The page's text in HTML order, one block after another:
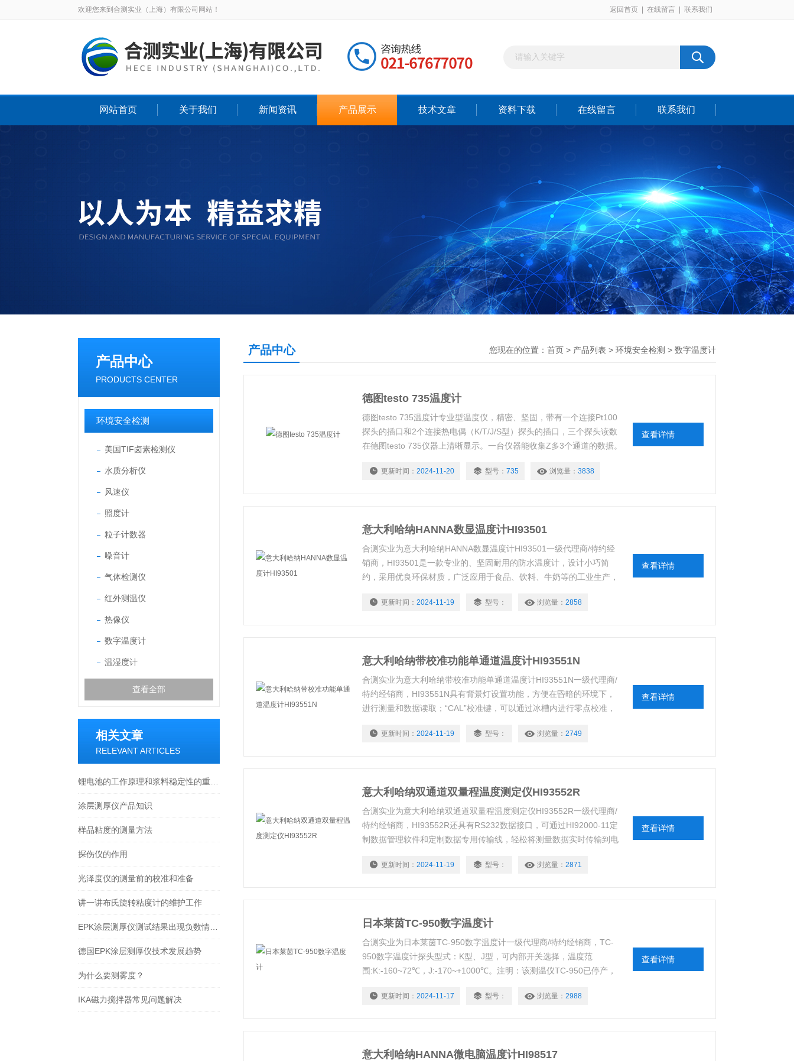
欢迎您来到合测实业（上海）有限公司网站！ 返回首页 在线留言 联系我们
网站首页 关于我们 新闻资讯 产品展示 技术文章 资料下载 在线留言 联系我们
产品中心
PRODUCTS CENTER
环境安全检测
美国TIF卤素检测仪
水质分析仪
风速仪
照度计
粒子计数器
噪音计
气体检测仪
红外测温仪
热像仪
数字温度计
温湿度计
查看全部
相关文章
RELEVANT ARTICLES
涂层测厚仪产品知识
样品粘度的测量方法
探伤仪的作用
光泽度仪的测量前的校准和准备
讲一讲布氏旋转粘度计的维护工作
德国EPK涂层测厚仪技术发展趋势
为什么要测雾度？
IKA磁力搅拌器常见问题解决
产品中心 您现在的位置： 首页 > 产品列表 > 环境安全检测 > 数字温度计
德图testo 735温度计
德图testo 735温度计专业型温度仪，精密、坚固，带有一个连接Pt100
探头的插口和2个连接热电偶（K/T/J/S型）探头的插口，三个探头读数
在德图testo 735仪器上清晰显示。一台仪器能收集Z多3个通道的数据。
更新时间： 2024-11-20 型号： 735 浏览量： 3838
查看详情
意大利哈纳HANNA数显温度计HI93501
合测实业为意大利哈纳HANNA数显温度计HI93501一级代理商/特约经
销商，HI93501是一款专业的、坚固耐用的防水温度计，设计小巧简
约，采用优良环保材质，广泛应用于食品、饮料、牛奶等的工业生产，
0.1℃(0.1℉),良好的精度和操作能力，热敏温度探头可更换，无需校
更新时间： 2024-11-19 型号： 浏览量： 2858
查看详情
意大利哈纳带校准功能单通道温度计HI93551N
合测实业为意大利哈纳带校准功能单通道温度计HI93551N一级代理商/
特约经销商，HI93551N具有背景灯设置功能，方便在昏暗的环境下，
进行测量和数据读取；“CAL”校准键，可以通过冰槽内进行零点校准，
更新时间： 2024-11-19 型号： 浏览量： 2749
查看详情
意大利哈纳双通道双量程温度测定仪HI93552R
合测实业为意大利哈纳双通道双量程温度测定仪HI93552R一级代理商/
特约经销商，HI93552R还具有RS232数据接口，可通过HI92000-11定
制数据管理软件和定制数据专用传输线，轻松将测量数据实时传输到电
更新时间： 2024-11-19 型号： 浏览量： 2871
查看详情
日本莱茵TC-950数字温度计
合测实业为日本莱茵TC-950数字温度计一级代理商/特约经销商，TC-
950数字温度计探头型式：K型、J型，可内部开关选择，温度范
围:K:-160~72℃，J:-170~+1000℃。注明：该测温仪TC-950已停产，
更新时间： 2024-11-17 型号： 浏览量： 2988
查看详情
意大利哈纳HANNA微电脑温度计HI98517